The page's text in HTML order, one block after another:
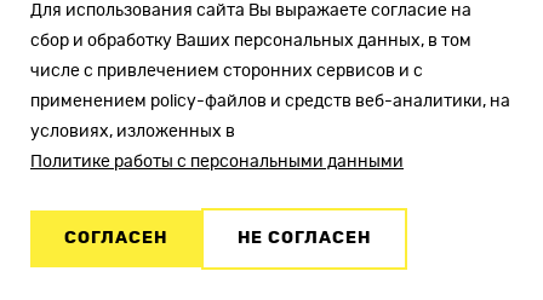
инструменты и функции. Важной
особенностью Fedora считается
то, что она поставляется с
актуальной версией рабочей
среды GNOME, обеспечивающей
быстрый старт и удобство
Для использования сайта Вы выражаете согласие на
сбор и обработку Ваших персональных данных, в том
числе с привлечением сторонних сервисов и с
применением policy-файлов и средств веб-аналитики, на
условиях, изложенных в
Политике работы с персональными данными
СОГЛАСЕН НЕ СОГЛАСЕН